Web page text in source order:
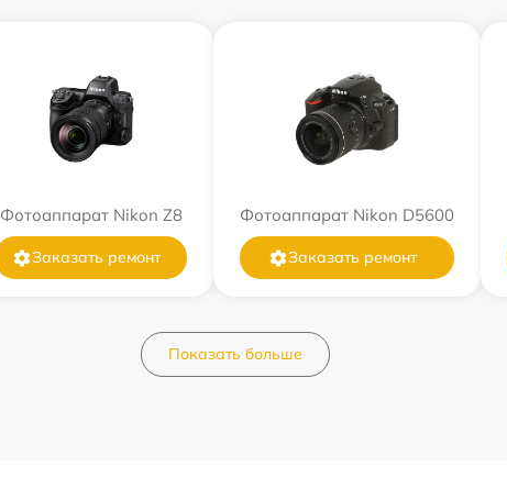
Фотоаппарат Nikon Z8
Заказать ремонт
Фотоаппарат Nikon D5600
Заказать ремонт
Показать больше